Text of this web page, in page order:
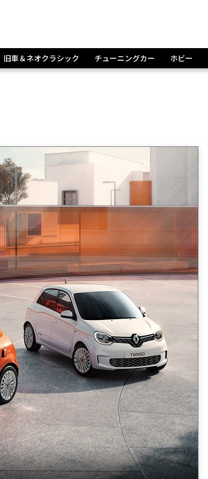
旧車＆ネオクラシック チューニングカー ホビー